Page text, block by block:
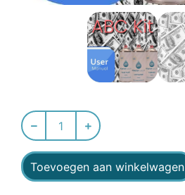
Toevoegen aan winkelwagen